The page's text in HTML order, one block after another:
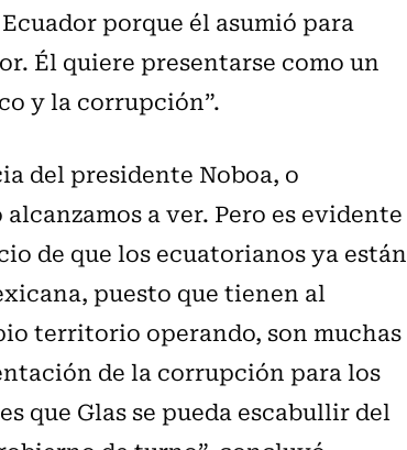
porque él asumió para
Él quiere presentarse como un
y la corrupción”.
del presidente Noboa, o
a ver. Pero es evidente
de que los ecuatorianos ya están
puesto que tienen al
territorio operando, son muchas
de la corrupción para los
que Glas se pueda escabullir del